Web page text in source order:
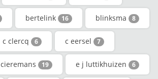
bertelink 16 blinksma 8
c clercq 6 c eersel 7
cieremans 19 e j luttikhuizen 6